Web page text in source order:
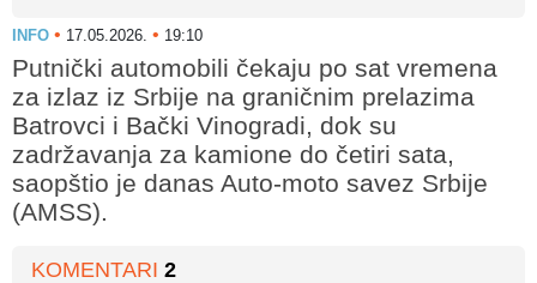
INFO • 17.05.2026. • 19:10
Putnički automobili čekaju po sat vremena
za izlaz iz Srbije na graničnim prelazima
Batrovci i Bački Vinogradi, dok su
zadržavanja za kamione do četiri sata,
saopštio je danas Auto-moto savez Srbije
(AMSS).
KOMENTARI 2